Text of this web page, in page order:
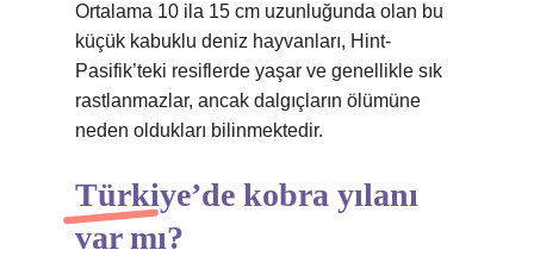
Ortalama 10 ila 15 cm uzunluğunda olan bu
küçük kabuklu deniz hayvanları, Hint-
Pasifik’teki resiflerde yaşar ve genellikle sık
rastlanmazlar, ancak dalgıçların ölümüne
neden oldukları bilinmektedir.
Türkiye’de kobra yılanı
var mı?